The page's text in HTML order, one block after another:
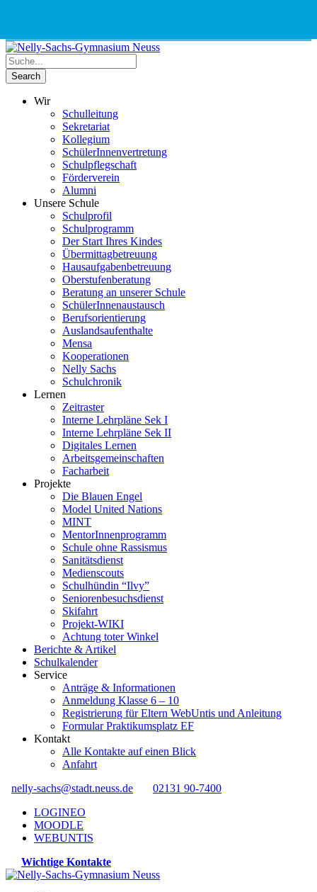
Wir
Schulleitung
Sekretariat
Kollegium
SchülerInnenvertretung
Schulpflegschaft
Förderverein
Alumni
Unsere Schule
Schulprofil
Schulprogramm
Der Start Ihres Kindes
Übermittagbetreuung
Hausaufgabenbetreuung
Oberstufenberatung
Beratung an unserer Schule
SchülerInnenaustausch
Berufsorientierung
Auslandsaufenthalte
Mensa
Kooperationen
Nelly Sachs
Schulchronik
Lernen
Zeitraster
Interne Lehrpläne Sek I
Interne Lehrpläne Sek II
Digitales Lernen
Arbeitsgemeinschaften
Facharbeit
Projekte
Die Blauen Engel
Model United Nations
MINT
MentorInnenprogramm
Schule ohne Rassismus
Sanitätsdienst
Medienscouts
Schulhündin “Ilvy”
Seniorenbesuchsdienst
Skifahrt
Projekt-WIKI
Achtung toter Winkel
Berichte & Artikel
Schulkalender
Service
Anträge & Informationen
Anmeldung Klasse 6 – 10
Registrierung für Eltern WebUntis und Anleitung
Formular Praktikumsplatz EF
Kontakt
Alle Kontakte auf einen Blick
Anfahrt
nelly-sachs@stadt.neuss.de
02131 90-7400
LOGINEO
MOODLE
WEBUNTIS
Wichtige Kontakte
Number
for
calling
Address
Maps